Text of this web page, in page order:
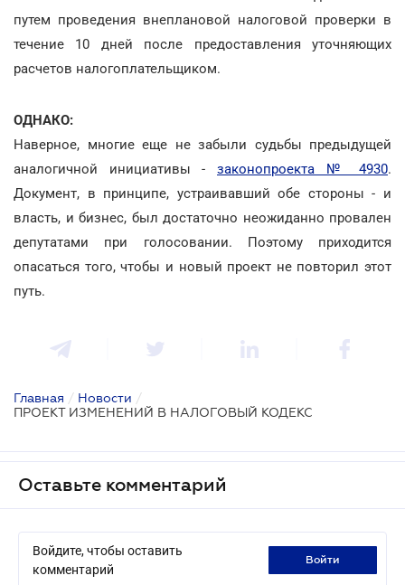
путем проведения внеплановой налоговой проверки в
течение 10 дней после предоставления уточняющих
расчетов налогоплательщиком.
ОДНАКО:
Наверное, многие еще не забыли судьбы предыдущей
аналогичной инициативы - законопроекта № 4930.
Документ, в принципе, устраивавший обе стороны - и
власть, и бизнес, был достаточно неожиданно провален
депутатами при голосовании. Поэтому приходится
опасаться того, чтобы и новый проект не повторил этот
путь.
Главная / Новости /
ПРОЕКТ ИЗМЕНЕНИЙ В НАЛОГОВЫЙ КОДЕКС
Оставьте комментарий
Войдите, чтобы оставить
комментарий
войти